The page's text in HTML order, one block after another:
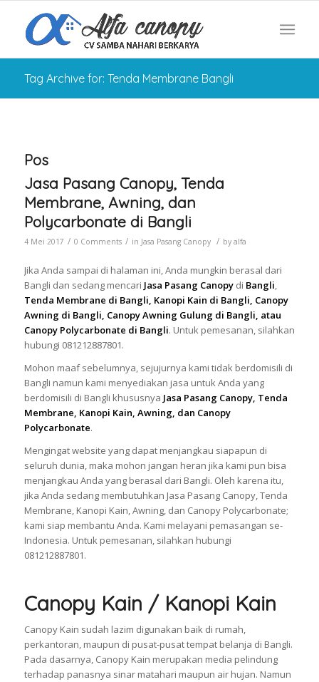
Tag Archive for: Tenda Membrane Bangli
Pos
Jasa Pasang Canopy, Tenda
Membrane, Awning, dan
Polycarbonate di Bangli
4 Mei 2017 / 0 Comments / in Jasa Pasang Canopy / by alfa
Jika Anda sampai di halaman ini, Anda mungkin berasal dari
Bangli dan sedang mencari Jasa Pasang Canopy di Bangli,
Tenda Membrane di Bangli, Kanopi Kain di Bangli, Canopy
Awning di Bangli, Canopy Awning Gulung di Bangli, atau
Canopy Polycarbonate di Bangli. Untuk pemesanan, silahkan
hubungi 081212887801.
Mohon maaf sebelumnya, sejujurnya kami tidak berdomisili di
Bangli namun kami menyediakan jasa untuk Anda yang
berdomisili di Bangli khususnya Jasa Pasang Canopy, Tenda
Membrane, Kanopi Kain, Awning, dan Canopy
Polycarbonate.
Mengingat website yang dapat menjangkau siapapun di
seluruh dunia, maka mohon jangan heran jika kami pun bisa
menjangkau Anda yang berasal dari Bangli. Oleh karena itu,
jika Anda sedang membutuhkan Jasa Pasang Canopy, Tenda
Membrane, Kanopi Kain, Awning, dan Canopy Polycarbonate;
kami siap membantu Anda. Kami melayani pemasangan se-
Indonesia. Untuk pemesanan, silahkan hubungi
081212887801.
Canopy Kain / Kanopi Kain
Canopy Kain sudah lazim digunakan baik di rumah,
perkantoran, maupun di pusat-pusat tempat belanja di Bangli.
Pada dasarnya, Canopy Kain merupakan media pelindung
terhadap panasnya sinar matahari maupun air hujan. Namun